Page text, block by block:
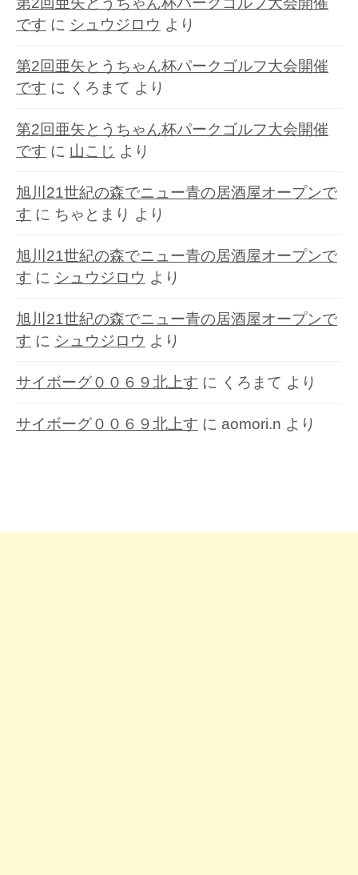
です に シュウジロウ より
第2回亜矢とうちゃん杯パークゴルフ大会開催
です に くろまて より
第2回亜矢とうちゃん杯パークゴルフ大会開催
です に 山こじ より
旭川21世紀の森でニュー青の居酒屋オープンで
す に ちゃとまり より
旭川21世紀の森でニュー青の居酒屋オープンで
す に シュウジロウ より
旭川21世紀の森でニュー青の居酒屋オープンで
す に シュウジロウ より
サイボーグ００６９北上す に くろまて より
サイボーグ００６９北上す に aomori.n より